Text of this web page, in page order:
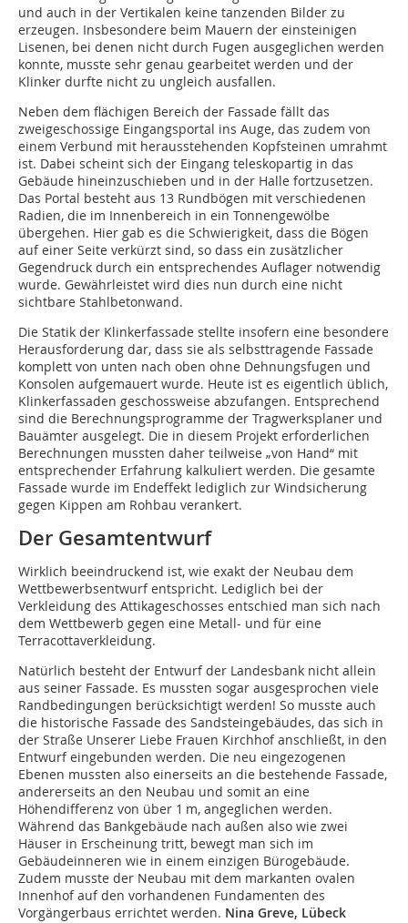
und auch in der Vertikalen keine tanzenden Bilder zu
erzeugen. Insbesondere beim Mauern der einsteinigen
Lisenen, bei denen nicht durch Fugen ausgeglichen werden
konnte, musste sehr genau gearbeitet werden und der
Klinker durfte nicht zu ungleich ausfallen.
Neben dem flächigen Bereich der Fassade fällt das
zweigeschossige Eingangsportal ins Auge, das zudem von
einem Verbund mit herausstehenden Kopfsteinen umrahmt
ist. Dabei scheint sich der Eingang teleskopartig in das
Gebäude hineinzuschieben und in der Halle fortzusetzen.
Das Portal besteht aus 13 Rundbögen mit verschiedenen
Radien, die im Innenbereich in ein Tonnengewölbe
übergehen. Hier gab es die Schwierigkeit, dass die Bögen
auf einer Seite verkürzt sind, so dass ein zusätzlicher
Gegendruck durch ein entsprechendes Auflager notwendig
wurde. Gewährleistet wird dies nun durch eine nicht
sichtbare Stahlbetonwand.
Die Statik der Klinkerfassade stellte insofern eine besondere
Herausforderung dar, dass sie als selbsttragende Fassade
komplett von unten nach oben ohne Dehnungsfugen und
Konsolen aufgemauert wurde. Heute ist es eigentlich üblich,
Klinkerfassaden geschossweise abzufangen. Entsprechend
sind die Berechnungsprogramme der Tragwerksplaner und
Bauämter ausgelegt. Die in diesem Projekt erforderlichen
Berechnungen mussten daher teilweise „von Hand“ mit
entsprechender Erfahrung kalkuliert werden. Die gesamte
Fassade wurde im Endeffekt lediglich zur Windsicherung
gegen Kippen am Rohbau verankert.
Der Gesamtentwurf
Wirklich beeindruckend ist, wie exakt der Neubau dem
Wettbewerbsentwurf entspricht. Lediglich bei der
Verkleidung des Attikageschosses entschied man sich nach
dem Wettbewerb gegen eine Metall- und für eine
Terracottaverkleidung.
Natürlich besteht der Entwurf der Landesbank nicht allein
aus seiner Fassade. Es mussten sogar ausgesprochen viele
Randbedingungen berücksichtigt werden! So musste auch
die historische Fassade des Sandsteingebäudes, das sich in
der Straße Unserer Liebe Frauen Kirchhof anschließt, in den
Entwurf eingebunden werden. Die neu eingezogenen
Ebenen mussten also einerseits an die bestehende Fassade,
andererseits an den Neubau und somit an eine
Höhendifferenz von über 1 m, angeglichen werden.
Während das Bankgebäude nach außen also wie zwei
Häuser in Erscheinung tritt, bewegt man sich im
Gebäudeinneren wie in einem einzigen Bürogebäude.
Zudem musste der Neubau mit dem markanten ovalen
Innenhof auf den vorhandenen Fundamenten des
Vorgängerbaus errichtet werden. Nina Greve, Lübeck